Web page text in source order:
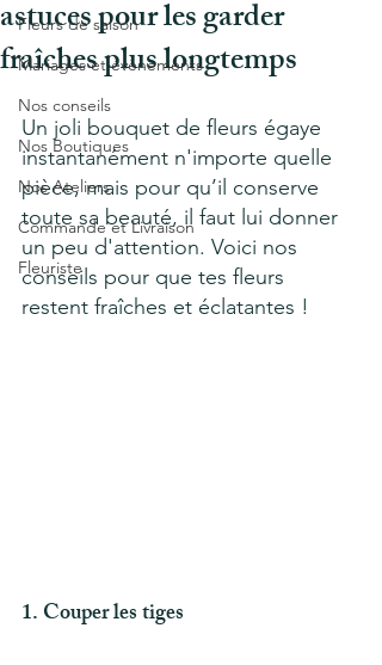
Fleurs de saison
Mariages et évènements
Nos conseils
Nos Boutiques
Nos Ateliers
Commande et Livraison
Fleuriste
astuces pour les garder
fraîches plus longtemps
Un joli bouquet de fleurs égaye
instantanément n'importe quelle
pièce, mais pour qu’il conserve
toute sa beauté, il faut lui donner
un peu d'attention. Voici nos
conseils pour que tes fleurs
restent fraîches et éclatantes !
1. Couper les tiges